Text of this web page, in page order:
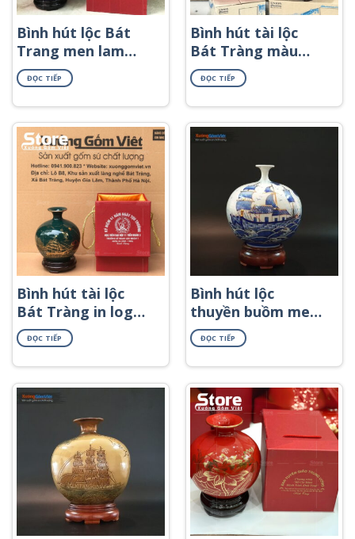
Bình hút lộc Bát
Trang men lam
họa tiết tứ cảnh
BHL-49
ĐỌC TIẾP
Bình hút tài lộc
Bát Tràng màu
xanh lá in logo họa
tiết hồ sen in decal
vàng BHL-67
ĐỌC TIẾP
Bình hút tài lộc
Bát Tràng in logo
màu xanh lá họa
tiết thuận buồm
xuôi gió in decal
vàng kim BHL-61
ĐỌC TIẾP
Bình hút lộc
thuyền buồm men
lam vẽ vàng
ĐỌC TIẾP